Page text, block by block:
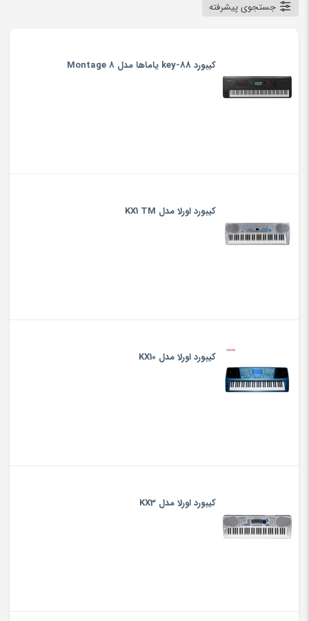
جستجوی پیشرفته
کیبورد 88-key یاماها مدل Montage 8
کیبورد اورلا مدل KX1 TM
کیبورد اورلا مدل KX10
کیبورد اورلا مدل KX3